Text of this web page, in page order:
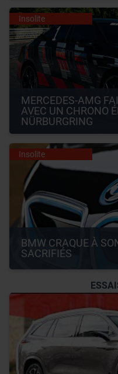
Insolite
MERCEDES-AMG
AVEC UN CHRONO
NÜRBURGRING
Insolite
BMW CRAQUE À
SACRIFIÉS